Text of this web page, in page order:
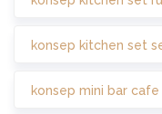
konsep kitchen set
konsep mini bar cafe